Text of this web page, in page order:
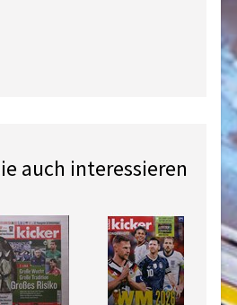
auch interessieren